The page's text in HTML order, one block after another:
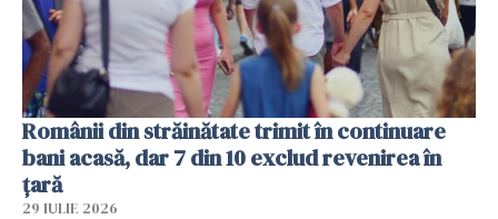
Românii din străinătate trimit în continuare
bani acasă, dar 7 din 10 exclud revenirea în
țară
29 IULIE 2026